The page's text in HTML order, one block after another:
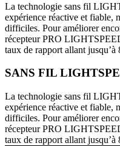
La technologie sans fil
expérience réactive et fiable,
difficiles. Pour améliorer
récepteur PRO
taux de rapport allant jusqu’à
SANS FIL
La technologie sans fil
expérience réactive et fiable,
difficiles. Pour améliorer
récepteur PRO
taux de rapport allant jusqu’à